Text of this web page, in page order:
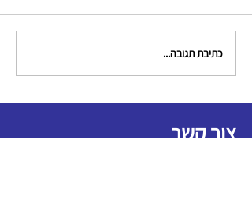
כתיבת תגובה...
צור קשר